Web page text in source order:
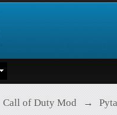
Call of Duty Mod →